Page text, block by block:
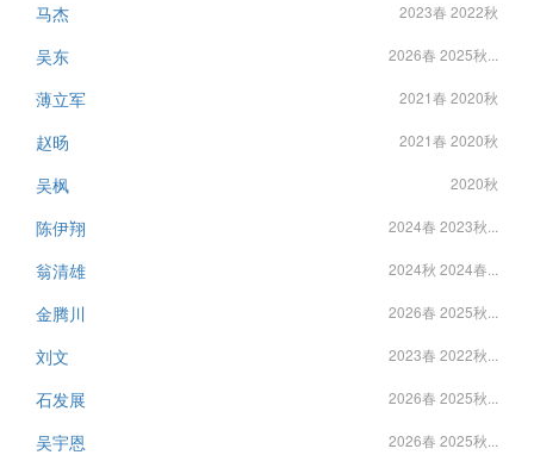
马杰 2023春 2022秋
吴东 2026春 2025秋...
薄立军 2021春 2020秋
赵旸 2021春 2020秋
吴枫 2020秋
陈伊翔 2024春 2023秋...
翁清雄 2024秋 2024春...
金腾川 2026春 2025秋...
刘文 2023春 2022秋...
石发展 2026春 2025秋...
吴宇恩 2026春 2025秋...